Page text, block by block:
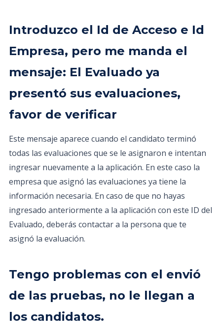
Introduzco el Id de Acceso e Id
Empresa, pero me manda el
mensaje: El Evaluado ya
presentó sus evaluaciones,
favor de verificar
Este mensaje aparece cuando el candidato terminó
todas las evaluaciones que se le asignaron e intentan
ingresar nuevamente a la aplicación. En este caso la
empresa que asignó las evaluaciones ya tiene la
información necesaria. En caso de que no hayas
ingresado anteriormente a la aplicación con este ID del
Evaluado, deberás contactar a la persona que te
asignó la evaluación.
Tengo problemas con el envió
de las pruebas, no le llegan a
los candidatos.